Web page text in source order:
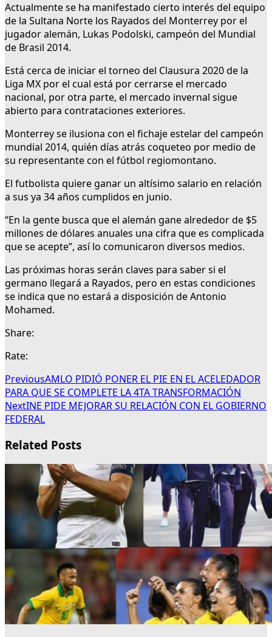
Actualmente se ha manifestado cierto interés del equipo
de la Sultana Norte los Rayados del Monterrey por el
jugador alemán, Lukas Podolski, campeón del Mundial
de Brasil 2014.
Está cerca de iniciar el torneo del Clausura 2020 de la
Liga MX por el cual está por cerrarse el mercado
nacional, por otra parte, el mercado invernal sigue
abierto para contrataciones exteriores.
Monterrey se ilusiona con el fichaje estelar del campeón
mundial 2014, quién días atrás coqueteo por medio de
su representante con el fútbol regiomontano.
El futbolista quiere ganar un altísimo salario en relación
a sus ya 34 años cumplidos en junio.
“En la gente busca que el alemán gane alrededor de $5
millones de dólares anuales una cifra que es complicada
que se acepte”, así lo comunicaron diversos medios.
Las próximas horas serán claves para saber si el
germano llegará a Rayados, pero en estas condiciones
se indica que no estará a disposición de Antonio
Mohamed.
Share:
Rate:
PreviousAMLO PIDIÓ PONER EL PIE EN EL ACELEDADOR
PARA QUE SE COMPLETE LA 4TA TRANSFORMACIÓN
NextINE PIDE MEJORAR SU RELACIÓN CON EL GOBIERNO
FEDERAL
Related Posts